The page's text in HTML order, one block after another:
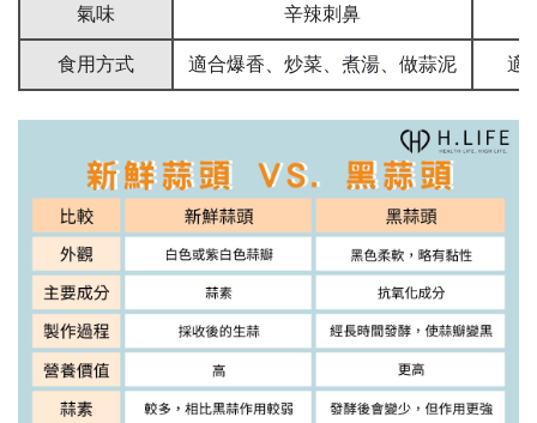
氣味 辛辣刺鼻
食用方式 適合爆香、炒菜、煮湯、做蒜泥 適